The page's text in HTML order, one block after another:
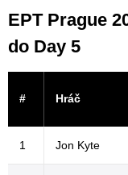
EPT Prague
do Day 5
# Hráč
1 Jon Kyte